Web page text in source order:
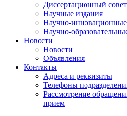
Диссертационный совет
Научные издания
Научно-
Научно-
Новости
Новости
Объявления
Контакты
Адреса и реквизиты
Телефоны
Рассмотрение
прием